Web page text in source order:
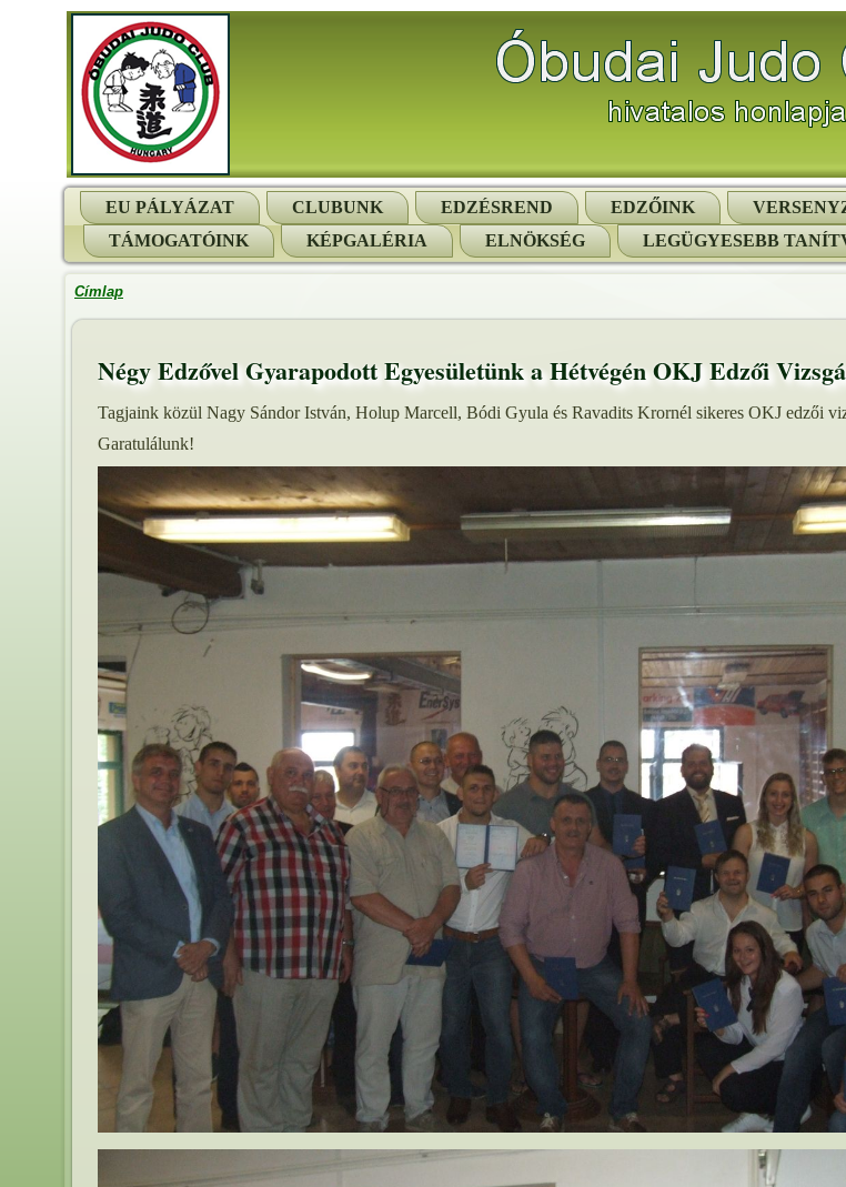
EU PÁLYÁZAT CLUBUNK EDZÉSREND EDZŐINK
TÁMOGATÓINK
KÉPGALÉRIA ELNÖKSÉG LEGÜGYESEBB
Címlap
Négy Edzővel Gyarapodott Egyesületünk a Hétvégén OKJ Edzői
Tagjaink közül Nagy Sándor István, Holup Marcell, Bódi Gyula és Ravadits Krornél sikeres OKJ edzői
Garatulálunk!